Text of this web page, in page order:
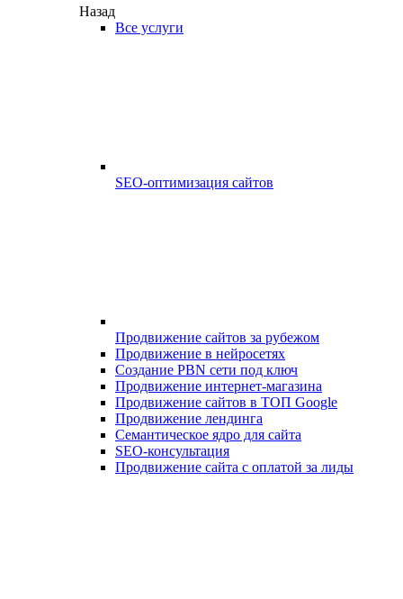
Назад
Все услуги
SEO-оптимизация сайтов
Продвижение сайтов за рубежом
Продвижение в нейросетях
Создание PBN сети под ключ
Продвижение интернет-магазина
Продвижение сайтов в ТОП Google
Продвижение лендинга
Семантическое ядро для сайта
SEO-консультация
Продвижение сайта с оплатой за лиды